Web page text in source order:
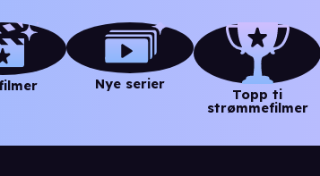
Nye serier
Topp ti
strømmefilmer